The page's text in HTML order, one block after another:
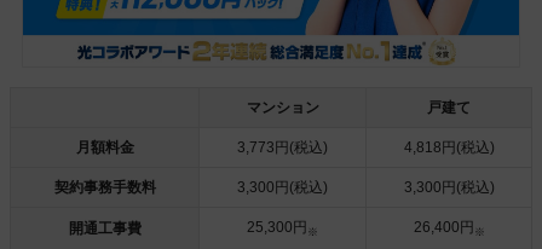
マンション 戸建て
月額料金 3,773円(税込) 4,818円(税込)
契約事務手数料 3,300円(税込) 3,300円(税込)
開通工事費 25,300円 ※ 26,400円 ※